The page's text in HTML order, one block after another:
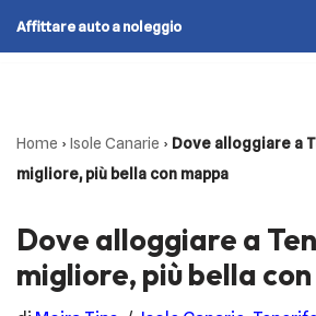
Affittare auto a noleggio
Home › Isole Canarie › Dove alloggiare a
migliore, più bella con mappa
Dove alloggiare a
migliore, più bella